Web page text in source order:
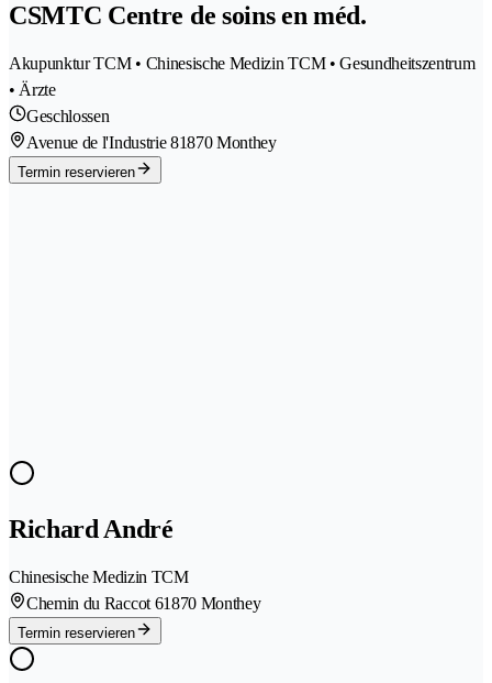
CSMTC Centre de soins en méd.
Akupunktur TCM • Chinesische Medizin TCM • Gesundheitszentrum
• Ärzte
Geschlossen
Avenue de l'Industrie 81870 Monthey
Termin reservieren
Richard André
Chinesische Medizin TCM
Chemin du Raccot 61870 Monthey
Termin reservieren